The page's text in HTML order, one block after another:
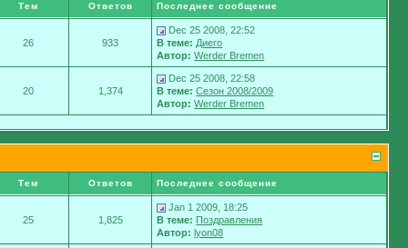
Тем Ответов Последнее сообщение
26 933
Dec 25 2008, 22:52
В теме: Диего
Автор: Werder Bremen
20 1,374
Dec 25 2008, 22:58
В теме: Сезон 2008/2009
Автор: Werder Bremen
Тем Ответов Последнее сообщение
25 1,825
Jan 1 2009, 18:25
В теме: Поздравления
Автор: lyon08